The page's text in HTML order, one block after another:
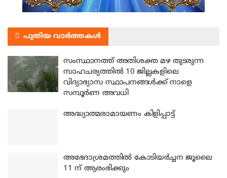
പുതിയ വാർത്തകൾ
സംസ്ഥാനത്ത് അതിശക്ത മഴ തുടരുന്ന
സാഹചര്യത്തിൽ 10 ജില്ലകളിലെ
വിദ്യാഭ്യാസ സ്ഥാപനങ്ങൾക്ക് നാളെ
സമ്പൂർണ അവധി
അദ്ധ്യാത്മരാമായണം കിളിപ്പാട്ട്
അഭേദാശ്രമത്തില്‍ കോടിയര്‍ച്ചന ജൂലൈ
11 ന് ആരംഭിക്കും